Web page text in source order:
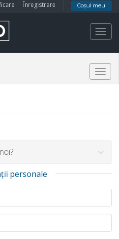
Înregistrare Coșul meu
personale